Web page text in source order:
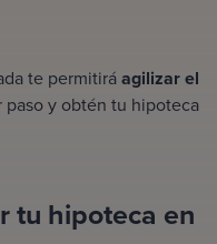
te permitiráagilizar el
paso y obtén tu hipoteca
tu hipoteca en